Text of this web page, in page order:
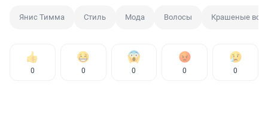
Янис Тимма Стиль Мода Волосы Крашеные
0 0 0 0 0